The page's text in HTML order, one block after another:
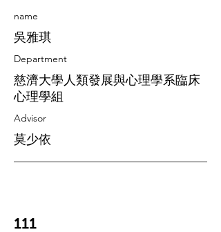
​name
吳雅琪
Department
慈濟大學人類發展與心理學系臨床
心理學組
Advisor
莫少依
111